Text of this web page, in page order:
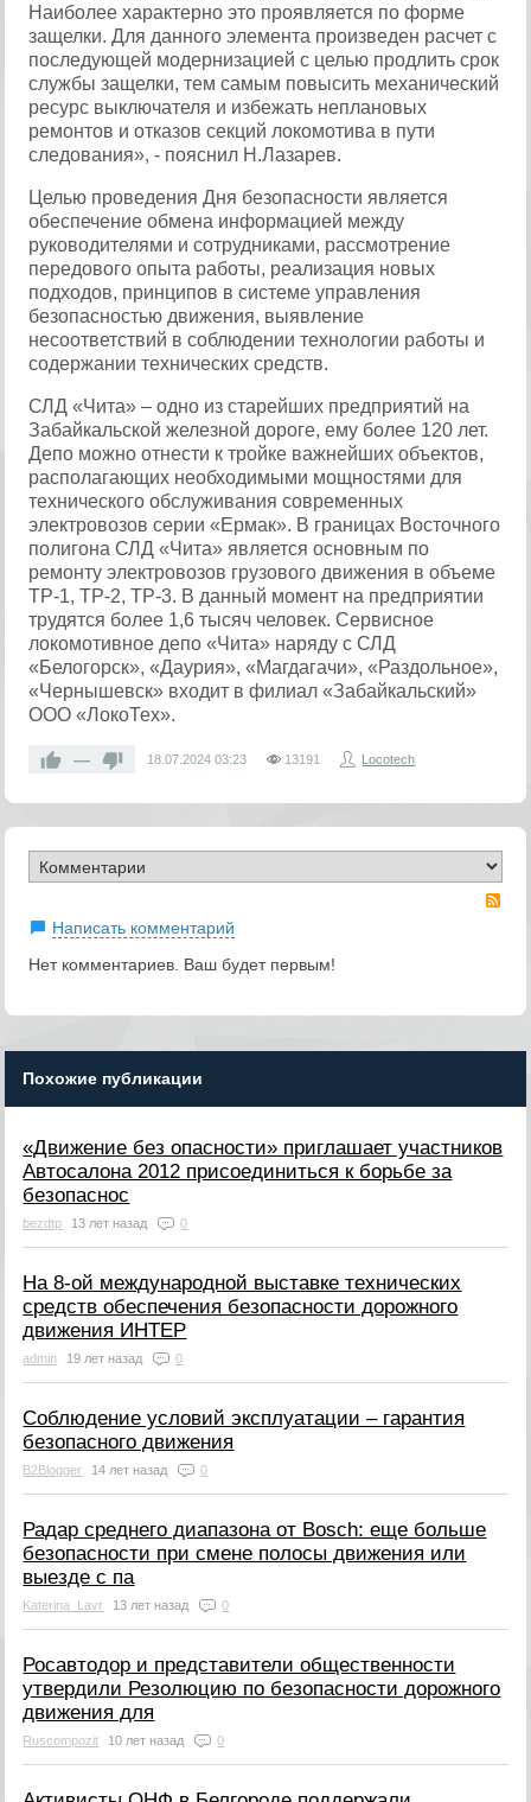
Наиболее характерно это проявляется по форме
защелки. Для данного элемента произведен расчет с
последующей модернизацией с целью продлить срок
службы защелки, тем самым повысить механический
ресурс выключателя и избежать неплановых
ремонтов и отказов секций локомотива в пути
следования», - пояснил Н.Лазарев.
Целью проведения Дня безопасности является
обеспечение обмена информацией между
руководителями и сотрудниками, рассмотрение
передового опыта работы, реализация новых
подходов, принципов в системе управления
безопасностью движения, выявление
несоответствий в соблюдении технологии работы и
содержании технических средств.
СЛД «Чита» – одно из старейших предприятий на
Забайкальской железной дороге, ему более 120 лет.
Депо можно отнести к тройке важнейших объектов,
располагающих необходимыми мощностями для
технического обслуживания современных
электровозов серии «Ермак». В границах Восточного
полигона СЛД «Чита» является основным по
ремонту электровозов грузового движения в объеме
ТР-1, ТР-2, ТР-3. В данный момент на предприятии
трудятся более 1,6 тысяч человек. Сервисное
локомотивное депо «Чита» наряду с СЛД
«Белогорск», «Даурия», «Магдагачи», «Раздольное»,
«Чернышевск» входит в филиал «Забайкальский»
ООО «ЛокоТех».
— 18.07.2024 03:23 13191 Locotech
Написать комментарий
Нет комментариев. Ваш будет первым!
Похожие публикации
«Движение без опасности» приглашает участников
Автосалона 2012 присоединиться к борьбе за
безопаснос
bezdtp 13 лет назад 0
На 8-ой международной выставке технических
средств обеспечения безопасности дорожного
движения ИНТЕР
admin 19 лет назад 0
Соблюдение условий эксплуатации – гарантия
безопасного движения
B2Blogger 14 лет назад 0
Радар среднего диапазона от Bosch: еще больше
безопасности при смене полосы движения или
выезде с па
Katerina_Lavr 13 лет назад 0
Росавтодор и представители общественности
утвердили Резолюцию по безопасности дорожного
движения для
Ruscompozit 10 лет назад 0